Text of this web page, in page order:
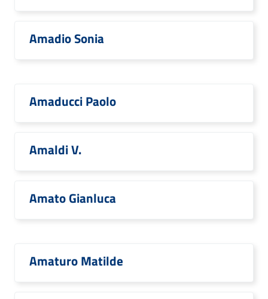
Amadio Sonia
Amaducci Paolo
Amaldi V.
Amato Gianluca
Amaturo Matilde